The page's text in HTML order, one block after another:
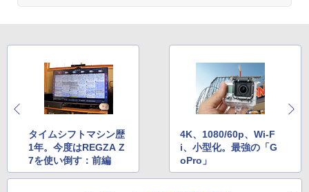
タイムシフトマシン歴
1年。今度はREGZA Z
7を使い倒す：前編
4K、1080/60p、Wi-F
i、小型化。最強の「G
oPro」